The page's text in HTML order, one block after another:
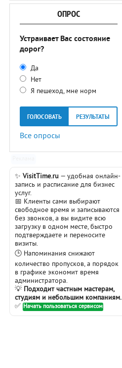
ОПРОС
Устраивает Вас состояние
дорог?
Да
Нет
Я пешеход, мне норм
ГОЛОСОВАТЬ РЕЗУЛЬТАТЫ
Все опросы
✨ VisitTime.ru — удобная онлайн-
запись и расписание для бизнес
услуг.
📅 Клиенты сами выбирают
свободное время и записываются
без звонков, а вы видите всю
загрузку в одном месте, быстро
подтверждаете и переносите
визиты.
🕒 Напоминания снижают
количество пропусков, а порядок
в графике экономит время
администратора.
💡 Подходит частным мастерам,
студиям и небольшим компаниям.
✅ Начать пользоваться сервисом